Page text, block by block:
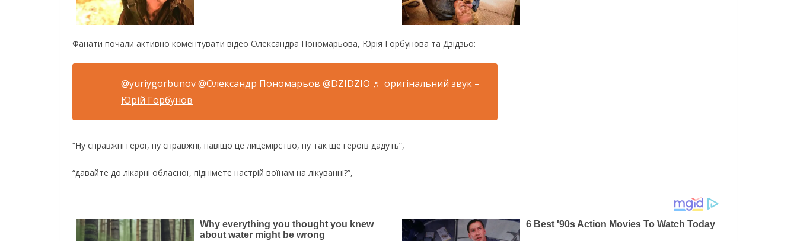
Фанати почали активно коментувати відео Олександра Пономарьова, Юрія Горбунова та Дзідзьо:
@yuriygorbunov@Олександр Пономарьов @DZIDZIO ♬ оригінальний звук –
Юрій Горбунов
“Ну справжні герої, ну справжні, навіщо це лицемірство, ну так ще героїв дадуть”,
“давайте до лікарні обласної, піднімете настрій воїнам на лікуванні?”,